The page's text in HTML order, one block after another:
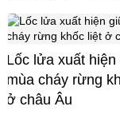
Lốc lửa xuất
mùa cháy rừng
ở châu Âu